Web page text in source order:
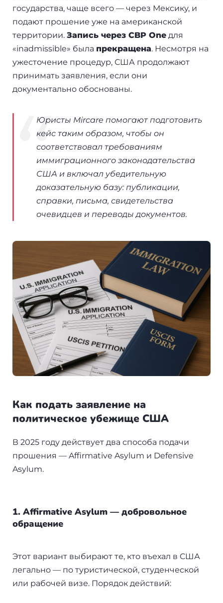
государства, чаще всего — через Мексику, и
подают прошение уже на американской
территории. Запись через CBP One для
«inadmissible» была прекращена. Несмотря на
ужесточение процедур, США продолжают
принимать заявления, если они
документально обоснованы.
Юристы Mircare помогают подготовить
кейс таким образом, чтобы он
соответствовал требованиям
иммиграционного законодательства
США и включал убедительную
доказательную базу: публикации,
справки, письма, свидетельства
очевидцев и переводы документов.
Как подать заявление на
политическое убежище США
В 2025 году действует два способа подачи
прошения — Affirmative Asylum и Defensive
Asylum.
1. Affirmative Asylum — добровольное
обращение
Этот вариант выбирают те, кто въехал в США
легально — по туристической, студенческой
или рабочей визе. Порядок действий: